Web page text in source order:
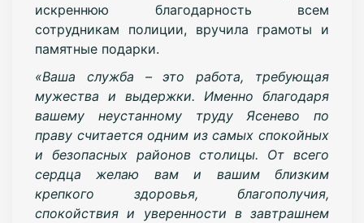
искреннюю благодарность всем
сотрудникам полиции, вручила грамоты и
памятные подарки.
«Ваша служба – это работа, требующая
мужества и выдержки. Именно благодаря
вашему неустанному труду Ясенево по
праву считается одним из самых спокойных
и безопасных районов столицы. От всего
сердца желаю вам и вашим близким
крепкого здоровья, благополучия,
спокойствия и уверенности в завтрашнем